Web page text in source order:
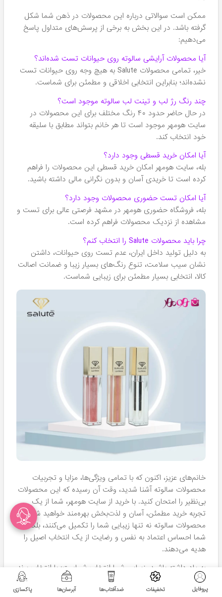
انتخاب بسیار مناسبی هستند.
یکی از دغدغه‌های بسیاری از خانم‌های امروزی، حمایت از تولید
محصولات ایرانی، همواره در تلاش است تا ضمن ارتقاء زیبایی
شما، از اقتصاد کشور نیز حمایت کند. خرید محصولات ایرانی
باعث می‌شود که شما با اطمینان خاطر از اصالت کالا استفاده
نمایید و در عین حال به رشد صنعت داخلی کمک کنید. به شما
توصیه می‌کنیم که هر چه زودتر از این محصولات بی‌نظیر
استفاده کنید تا نه تنها زیبایی ظاهری خود را تقویت کنید، بلکه
از کیفیت و اصالت یک برند ایرانی که به سلامت شما اهمیت
می‌دهد نیز بهره‌مند شوید.
اگر هنوز در خرید آنلاین تردید دارید، حتماً از فرصت تست
حضوری در فروشگاه هومهر در شهر مشهد استفاده کنید تا از
نزدیک با رنگ‌ها و کیفیت محصولات آشنا شوید. خرید از هومهر
تضمین‌کننده خریدی مطمئن، بی‌دغدغه و لذت‌بخش است.
نکاتی برای مراقبت از لب‌ها پس از استفاده از آرایش
برای حفظ سلامت لب‌ها پس از استفاده از محصولات آرایشی،
رعایت نکات زیر بسیار مهم است:
پاکسازی مناسب:
در پایان روز، از پاک‌کننده‌های مخصوص لب استفاده کنید
تا تمامی آثار آرایش به خوبی از بین برود و لب‌هایتان
نفس بکشند.
استفاده از مرطوب‌کننده:پس از پاکسازی، از
مرطوب‌کننده‌های طبیعی بهره ببرید تا لب‌ها نرم و مرطوب
باقی بمانند.
مصرف آب کافی در طول روز، تأثیر بسزایی در حفظ
رطوبت لب‌ها دارد.
پروفایل تخفیفات ضدآفتاب‌ها آبرسان‌ها پاکسازی